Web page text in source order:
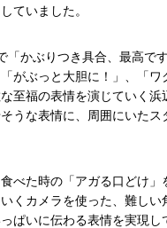
ていました。
「かぶりつき具合、最高で
がぶっと大胆に！」、「
至福の表情を演じていく
うな表情に、周囲にいた
べた時の「アガる口どけ
くカメラを使った、難し
ぱいに伝わる表情を実現し